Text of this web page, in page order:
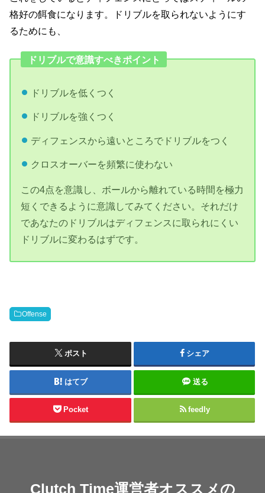
格好の餌食になります。ドリブルを取られないようにす
るためにも、
ドリブルで意識すべきポイント
ドリブルを低くつく
ドリブルを強くつく
ディフェンスから遠いところでドリブルをつく
クロスオーバーを頻繁に使わない
この4点を意識し、ボールから離れている時間を極力
短くできるように意識してみてください。それだけ
であなたのドリブルはディフェンスに取られにくい
ドリブルに変わるはずです。
Offense
ポスト シェア
はてブ 送る
Pocket feedly
Clutch Time運営者オススメの